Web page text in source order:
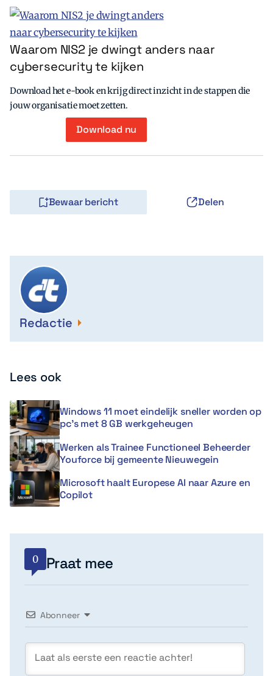
Waarom NIS2 je dwingt anders naar
cybersecurity te kijken
Download het e-book en krijg direct inzicht in de stappen die
jouw organisatie moet zetten.
Download nu
Bewaar bericht Delen
Redactie
Lees ook
Windows 11 moet eindelijk sneller worden op
pc’s met 8 GB werkgeheugen
Werken als Trainee Functioneel Beheerder
Youforce bij gemeente Nieuwegein
Microsoft haalt Europese AI naar Azure en
Copilot
0 Praat mee
Abonneer